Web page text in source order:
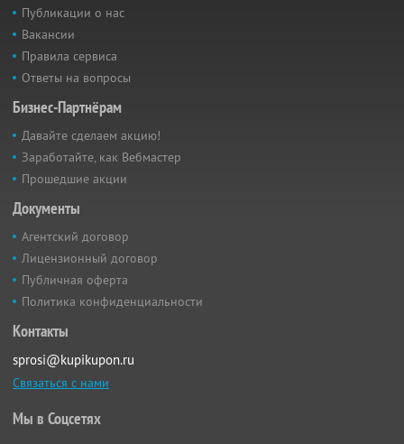
Публикации о нас
Вакансии
Правила сервиса
Ответы на вопросы
Бизнес-Партнёрам
Давайте сделаем акцию!
Заработайте, как Вебмастер
Прошедшие акции
Документы
Агентский договор
Лицензионный договор
Публичная оферта
Политика конфиденциальности
Контакты
sprosi@kupikupon.ru
Связаться с нами
Мы в Соцсетях